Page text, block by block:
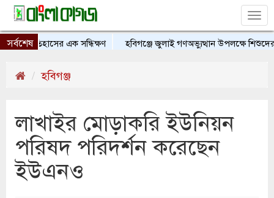
সর্বশেষ
ইতিহাসের এক সন্ধিক্ষণ হবিগঞ্জে জুলাই গণঅভ্যুত্থান উপলক্ষে শিশুদের
হবিগঞ্জ
লাখাইর মোড়াকরি ইউনিয়ন
পরিষদ পরিদর্শন করেছেন
ইউএনও